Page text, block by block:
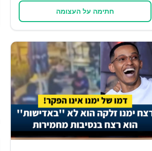
חתימה על העצומה